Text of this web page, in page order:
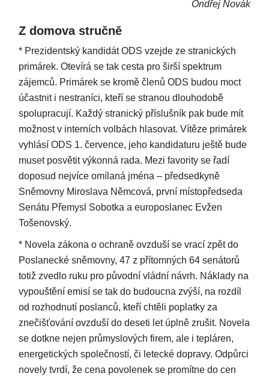
Ondřej Novák
Z domova stručně
* Prezidentský kandidát ODS vzejde ze stranických
primárek. Otevírá se tak cesta pro širší spektrum
zájemců. Primárek se kromě členů ODS budou moct
účastnit i nestraníci, kteří se stranou dlouhodobě
spolupracují. Každý stranický příslušník pak bude mít
možnost v interních volbách hlasovat. Vítěze primárek
vyhlásí ODS 1. července, jeho kandidaturu ještě bude
muset posvětit výkonná rada. Mezi favority se řadí
doposud nejvíce omílaná jména – předsedkyně
Sněmovny Miroslava Němcová, první místopředseda
Senátu Přemysl Sobotka a europoslanec Evžen
Tošenovský.
* Novela zákona o ochraně ovzduší se vrací zpět do
Poslanecké sněmovny, 47 z přítomných 64 senátorů
totiž zvedlo ruku pro původní vládní návrh. Náklady na
vypouštění emisí se tak do budoucna zvýší, na rozdíl
od rozhodnutí poslanců, kteří chtěli poplatky za
znečišťování ovzduší do deseti let úplně zrušit. Novela
se dotkne nejen průmyslových firem, ale i tepláren,
energetických společností, či letecké dopravy. Odpůrci
novely tvrdí, že cena povolenek se promítne do cen